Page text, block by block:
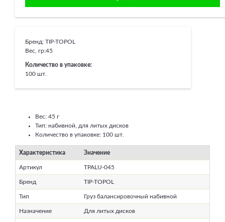
Бренд: TIP-TOPOL
Вес, гр:45
Количество в упаковке:
100 шт.
Вес: 45 г
Тип: набивной, для литых дисков
Количество в упаковке: 100 шт.
Характеристика Значение
Артикул TPALU-045
Бренд TIP-TOPOL
Тип Груз балансировочный набивной
Назначение Для литых дисков